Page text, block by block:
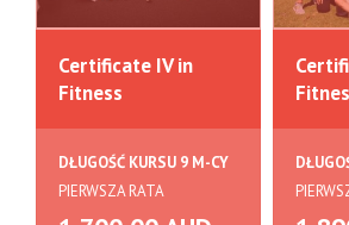
Certificate IV in
Fitness
DŁUGOŚĆ KURSU 9 M-CY
PIERWSZA RATA